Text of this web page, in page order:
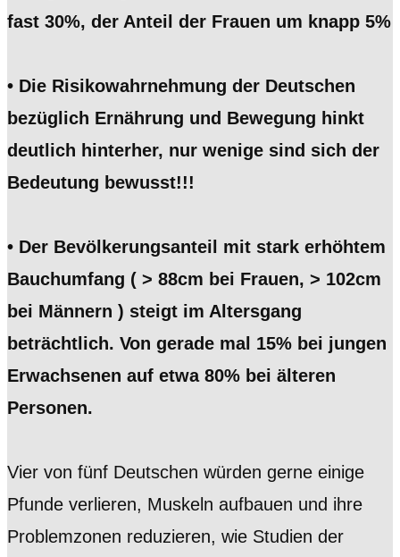
fast 30%, der Anteil der Frauen um knapp 5%
• Die Risikowahrnehmung der Deutschen
bezüglich Ernährung und Bewegung hinkt
deutlich hinterher, nur wenige sind sich der
Bedeutung bewusst!!!
• Der Bevölkerungsanteil mit stark erhöhtem
Bauchumfang ( > 88cm bei Frauen, > 102cm
bei Männern ) steigt im Altersgang
beträchtlich. Von gerade mal 15% bei jungen
Erwachsenen auf etwa 80% bei älteren
Personen.
Vier von fünf Deutschen würden gerne einige
Pfunde verlieren, Muskeln aufbauen und ihre
Problemzonen reduzieren, wie Studien der